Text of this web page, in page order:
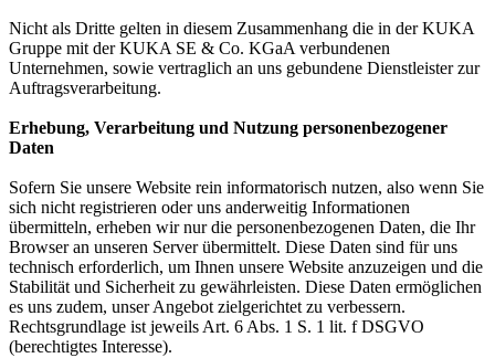
Nicht als Dritte gelten in diesem Zusammenhang die in der KUKA
Gruppe mit der KUKA SE & Co. KGaA verbundenen
Unternehmen, sowie vertraglich an uns gebundene Dienstleister zur
Auftragsverarbeitung.
Erhebung, Verarbeitung und Nutzung personenbezogener
Daten
Sofern Sie unsere Website rein informatorisch nutzen, also wenn Sie
sich nicht registrieren oder uns anderweitig Informationen
übermitteln, erheben wir nur die personenbezogenen Daten, die Ihr
Browser an unseren Server übermittelt. Diese Daten sind für uns
technisch erforderlich, um Ihnen unsere Website anzuzeigen und die
Stabilität und Sicherheit zu gewährleisten. Diese Daten ermöglichen
es uns zudem, unser Angebot zielgerichtet zu verbessern.
Rechtsgrundlage ist jeweils Art. 6 Abs. 1 S. 1 lit. f DSGVO
(berechtigtes Interesse).